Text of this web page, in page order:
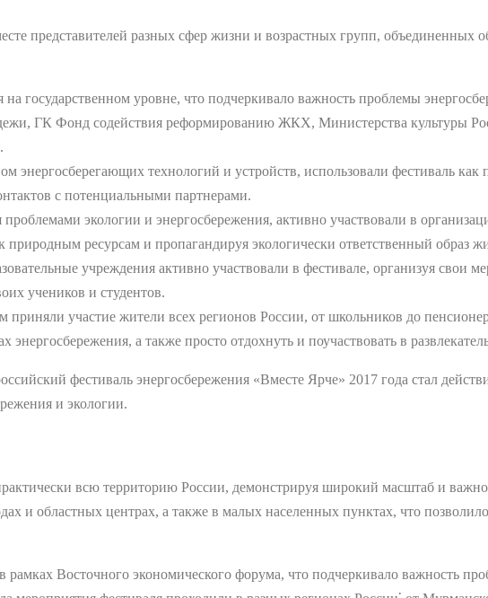
представителей разных сфер жизни и возрастных групп,
на государственном уровне, что подчеркивало важность проблемы
ГК Фонд содействия реформированию ЖКХ, Министерства культуры
энергосберегающих технологий и устройств, использовали фестиваль как
с потенциальными партнерами.
экологии и энергосбережения, активно участвовали в
ресурсам и пропагандируя экологически ответственный образ
учреждения активно участвовали в фестивале, организуя свои
учеников и студентов.
участие жители всех регионов России, от школьников до
а также просто отдохнуть и поучаствовать в
фестиваль энергосбережения «Вместе Ярче» 2017 года стал
и экологии.
всю территорию России, демонстрируя широкий масштаб и
и областных центрах, а также в малых населенных пунктах, что
Восточного экономического форума, что подчеркивало важность